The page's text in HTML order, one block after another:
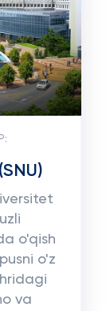
o'qish
o'z
va